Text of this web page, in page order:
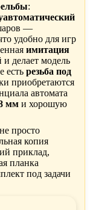
:
—
удобно для игр
имитация
делает модель
есть резьба под
приобретаются
автомата
мм и хорошую
просто
копия
приклад,
планка
под задачи